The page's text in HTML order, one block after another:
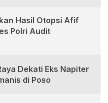
Hasil Otopsi Afif
Polri Audit
Dekati Eks Napiter
di Poso